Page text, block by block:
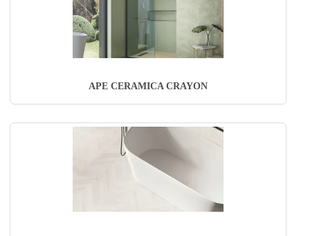
APE CERAMICA CRAYON